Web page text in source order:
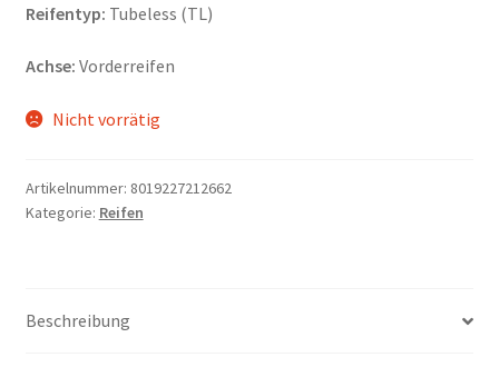
Reifentyp: Tubeless (TL)
Achse: Vorderreifen
Nicht vorrätig
Artikelnummer: 8019227212662
Kategorie: Reifen
Beschreibung